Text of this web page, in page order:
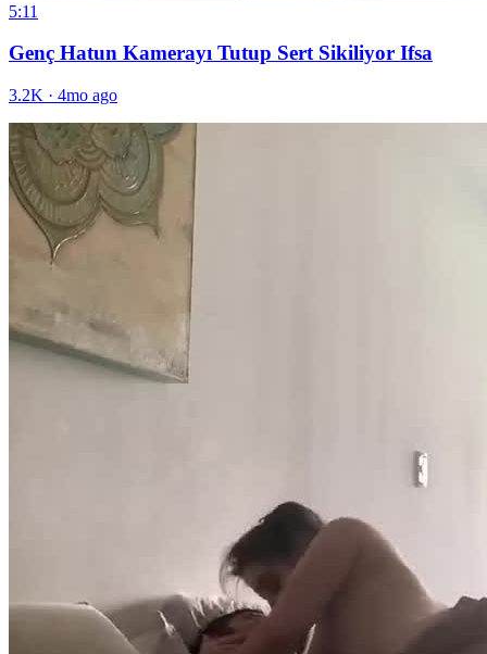
5:11
Genç Hatun Kamerayı Tutup Sert Sikiliyor Ifsa
3.2K · 4mo ago